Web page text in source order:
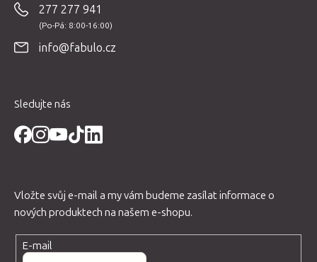
277 277 941
info@fabulo.cz
Sledujte nás
Vložte svůj e-mail a my vám budeme zasílat informace o
nových produktech na našem e-shopu.
E-mail